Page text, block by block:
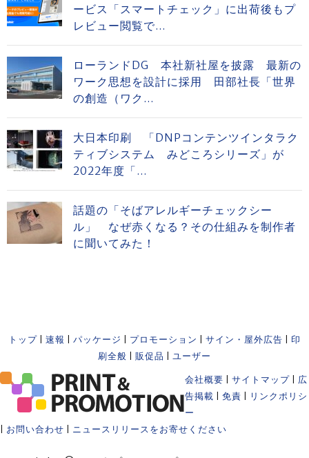
ービス「スマートチェック」に出荷後もプ
レビュー閲覧で...
ローランドDG 本社新社屋を披露 最新の
ワーク思想を設計に採用 田部社長「世界
の創造（ワク...
大日本印刷 「DNPコンテンツインタラク
ティブシステム みどころシリーズ」が
2022年度「...
話題の「そばアレルギーチェックシー
ル」 なぜ赤くなる？その仕組みを制作者
に聞いてみた！
トップ 速報 パッケージ プロモーション サイン・屋外広告
印
刷全般
販促品 ユーザー
会社概要 サイトマップ
広
告掲載
免責
リンクポリシ
ー
お問い合わせ ニュースリリースをお寄せください